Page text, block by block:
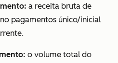
a receita bruta de
pagamentos único/inicial
o volume total do